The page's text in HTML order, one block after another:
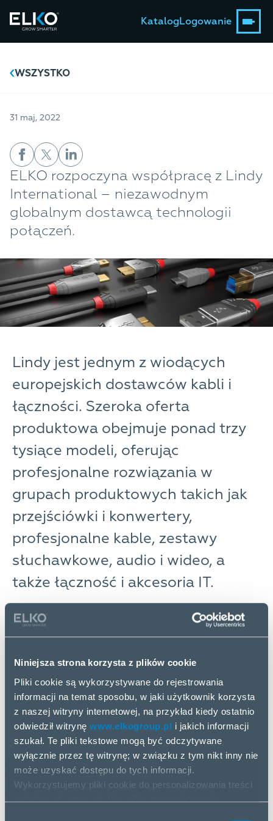
Niniejsza strona korzysta z plików cookie
Pliki cookie są wykorzystywane do rejestrowania
informacji na temat sposobu, w jaki użytkownik korzysta
z naszej witryny internetowej, na przykład kiedy ostatnio
odwiedził witrynę www.elkogroup.pl i jakich informacji
szukał. Te pliki tekstowe mogą być odczytywane
wyłącznie przez tę witrynę; w związku z tym nikt inny nie
może uzyskać dostępu do tych informacji.
Wykorzystujemy pliki cookie do personalizowania treści
oglądanych przez użytkownika, zapamiętywania
KatalogLogowanie
WSZYSTKO
31 maj, 2022
ELKO rozpoczyna współpracę z Lindy
International – niezawodnym
globalnym dostawcą technologii
połączeń.
Lindy jest jednym z wiodących
europejskich dostawców kabli i
łączności. Szeroka oferta
produktowa obejmuje ponad trzy
tysiące modeli, oferując
profesjonalne rozwiązania w
grupach produktowych takich jak
przejściówki i konwertery,
profesjonalne kable, zestawy
słuchawkowe, audio i wideo, a
także łączność i akcesoria IT.
Obejmując pełne spektrum wymagań w zakresie
łączności IT i AV z pełnym wsparciem technicznym
przed i po sprzedaży, bezkonkurencyjną obsługą
portfolio produktów ELKO i dostawę zarówno dla
integratorów systemów, jak i sieci detalicznych.
„W ciągu 90 lat od powstania firma Lindy z
powodzeniem stała się wiodącym producentem
rozwiązań kablowych i łącznościowych. Wraz z erą
cyfrową zapotrzebowanie na mocniejsze i trwalsze
rozwiązania łączności będzie wciąż rosło. Cieszymy
się, że możemy zaoferować naszym klientom